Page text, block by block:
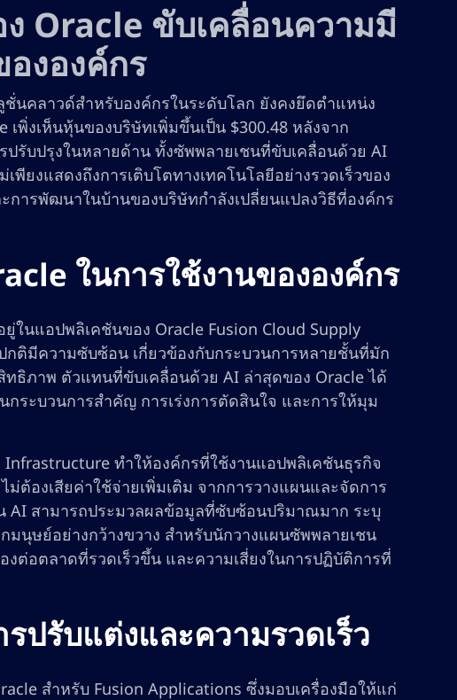
Oracle ขับเคลื่อนความมี
งองค์กร
นคลาวด์สำหรับองค์กรในระดับโลก ยังคงยึดตำแหน่ง
พิ่งเห็นหุ้นของบริษัทเพิ่มขึ้นเป็น $300.48 หลังจาก
รับปรุงในหลายด้าน ทั้งซัพพลายเชนที่ขับเคลื่อนด้วย AI
พียงแสดงถึงการเติบโตทางเทคโนโลยีอย่างรวดเร็วของ
ารพัฒนาในบ้านของบริษัทกำลังเปลี่ยนแปลงวิธีที่องค์กร
ในการใช้งานขององค์กร
นแอปพลิเคชันของ Oracle Fusion Cloud Supply
กติมีความซับซ้อน เกี่ยวข้องกับกระบวนการหลายชั้นที่มัก
ภาพ ตัวแทนที่ขับเคลื่อนด้วย AI ล่าสุดของ Oracle ได้
ระบวนการสำคัญ การเร่งการตัดสินใจ และการให้มุม
ทำให้องค์กรที่ใช้งานแอปพลิเคชันธุรกิจ
ต้องเสียค่าใช้จ่ายเพิ่มเติม จากการวางแผนและจัดการ
AI สามารถประมวลผลข้อมูลที่ซับซ้อนปริมาณมาก ระบุ
นุษย์อย่างกว้างขวาง สำหรับนักวางแผนซัพพลายเชน
อตลาดที่รวดเร็วขึ้น และความเสี่ยงในการปฏิบัติการที่
ปรับแต่งและความรวดเร็ว
สำหรับ Fusion Applications ซึ่งมอบเครื่องมือให้แก่